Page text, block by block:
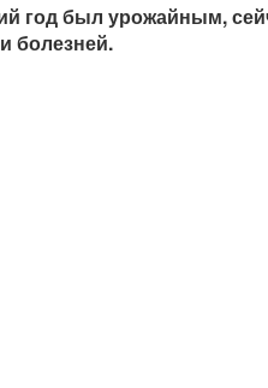
год был урожайным,
болезней.